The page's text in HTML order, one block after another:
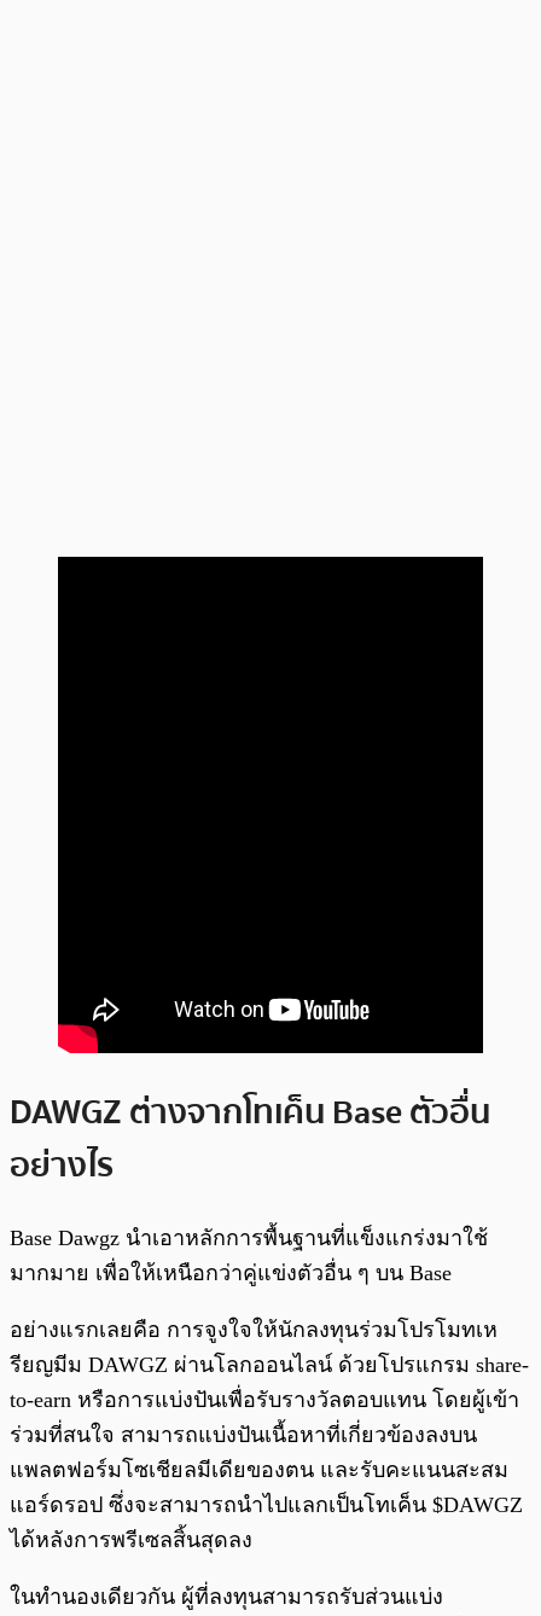
DAWGZ ต่างจากโทเค็น Base ตัวอื่น
อย่างไร
Base Dawgz นำเอาหลักการพื้นฐานที่แข็งแกร่งมาใช้
มากมาย เพื่อให้เหนือกว่าคู่แข่งตัวอื่น ๆ บน Base
อย่างแรกเลยคือ การจูงใจให้นักลงทุนร่วมโปรโมทเห
รียญมีม DAWGZ ผ่านโลกออนไลน์ ด้วยโปรแกรม share-
to-earn หรือการแบ่งปันเพื่อรับรางวัลตอบแทน โดยผู้เข้า
ร่วมที่สนใจ สามารถแบ่งปันเนื้อหาที่เกี่ยวข้องลงบน
แพลตฟอร์มโซเชียลมีเดียของตน และรับคะแนนสะสม
แอร์ดรอป ซึ่งจะสามารถนำไปแลกเป็นโทเค็น $DAWGZ
ได้หลังการพรีเซลสิ้นสุดลง
ในทำนองเดียวกัน ผู้ที่ลงทุนสามารถรับส่วนแบ่ง